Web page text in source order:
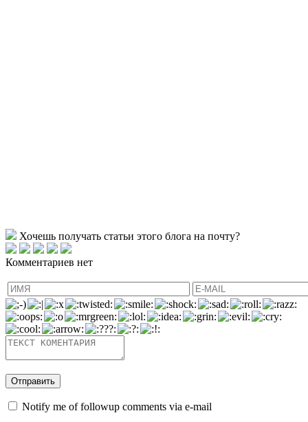
Хочешь получать статьи этого блога на почту?
Комментариев нет
Notify me of followup comments via e-mail